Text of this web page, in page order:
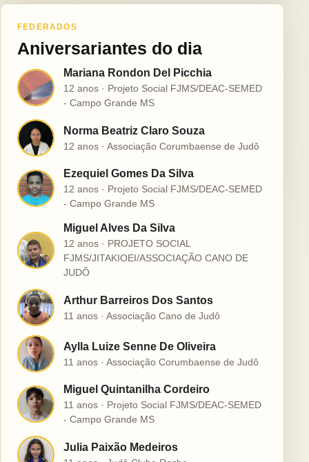
FEDERADOS
Aniversariantes do dia
M
Mariana Rondon Del Picchia
12 anos · Projeto Social FJMS/DEAC-SEMED
- Campo Grande MS
N Norma Beatriz Claro Souza
12 anos · Associação Corumbaense de Judô
E
Ezequiel Gomes Da Silva
12 anos · Projeto Social FJMS/DEAC-SEMED
- Campo Grande MS
M
Miguel Alves Da Silva
12 anos · PROJETO SOCIAL
FJMS/JITAKIOEI/ASSOCIAÇÃO CANO DE
JUDÔ
A Arthur Barreiros Dos Santos
11 anos · Associação Cano de Judô
A Aylla Luize Senne De Oliveira
11 anos · Associação Corumbaense de Judô
M
Miguel Quintanilha Cordeiro
11 anos · Projeto Social FJMS/DEAC-SEMED
- Campo Grande MS
J Julia Paixão Medeiros